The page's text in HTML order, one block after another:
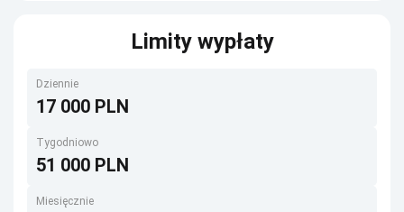
Limity wypłaty
Dziennie
17 000 PLN
Tygodniowo
51 000 PLN
Miesięcznie